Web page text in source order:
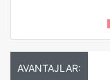
AVANTAJLAR: